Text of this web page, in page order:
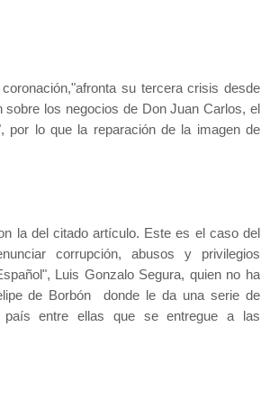
su tercera crisis desde
los negocios de Don Juan Carlos, el
por lo que la reparación de la imagen de
la del citado artículo. Este es el caso del
corrupción, abusos y privilegios
Luis Gonzalo Segura, quien no ha
de Borbón donde le da una serie de
país entre ellas que se entregue a las